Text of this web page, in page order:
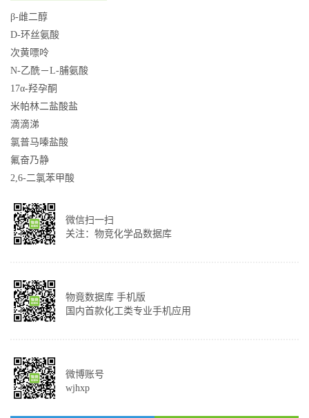
β-雌二醇
D-环丝氨酸
次黄嘌呤
N-乙酰－L-脯氨酸
17α-羟孕酮
米帕林二盐酸盐
滴滴涕
氯普马嗪盐酸
氟奋乃静
2,6-二氯苯甲酸
微信扫一扫
关注：物竞化学品数据库
物竟数据库 手机版
国内首款化工类专业手机应用
微博账号
wjhxp